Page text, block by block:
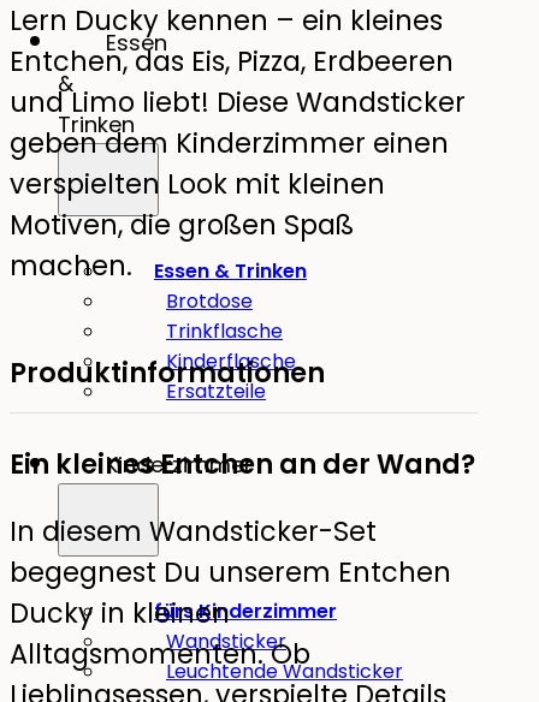
Essen
&
Trinken
Essen & Trinken
Brotdose
Trinkflasche
Kinderflasche
Ersatzteile
Kinderzimmer
fürs Kinderzimmer
Wandsticker
Leuchtende Wandsticker
Lern Ducky kennen – ein kleines
Entchen, das Eis, Pizza, Erdbeeren
und Limo liebt! Diese Wandsticker
geben dem Kinderzimmer einen
verspielten Look mit kleinen
Motiven, die großen Spaß
machen.
Produktinformationen
Ein kleines Entchen an der Wand?
In diesem Wandsticker-Set
begegnest Du unserem Entchen
Ducky in kleinen
Alltagsmomenten. Ob